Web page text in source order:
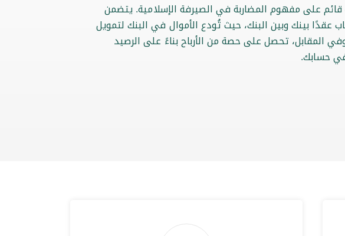
على مفهوم المضاربة في الصيرفة الإسلامية. يتضمن
عقدًا بينك وبين البنك، حيث تُودع الأموال في البنك لتمويل
المقابل، تحصل على حصة من الأرباح بناءً على الرصيد
حسابك.